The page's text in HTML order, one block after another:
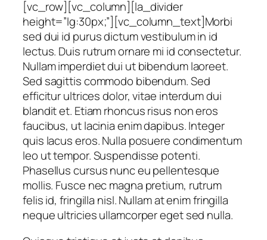
[vc_row][vc_column][la_divider
height=”lg:30px;”][vc_column_text]Morbi
sed dui id purus dictum vestibulum in id
lectus. Duis rutrum ornare mi id consectetur.
Nullam imperdiet dui ut bibendum laoreet.
Sed sagittis commodo bibendum. Sed
efficitur ultrices dolor, vitae interdum dui
blandit et. Etiam rhoncus risus non eros
faucibus, ut lacinia enim dapibus. Integer
quis lacus eros. Nulla posuere condimentum
leo ut tempor. Suspendisse potenti.
Phasellus cursus nunc eu pellentesque
mollis. Fusce nec magna pretium, rutrum
felis id, fringilla nisl. Nullam at enim fringilla
neque ultricies ullamcorper eget sed nulla.